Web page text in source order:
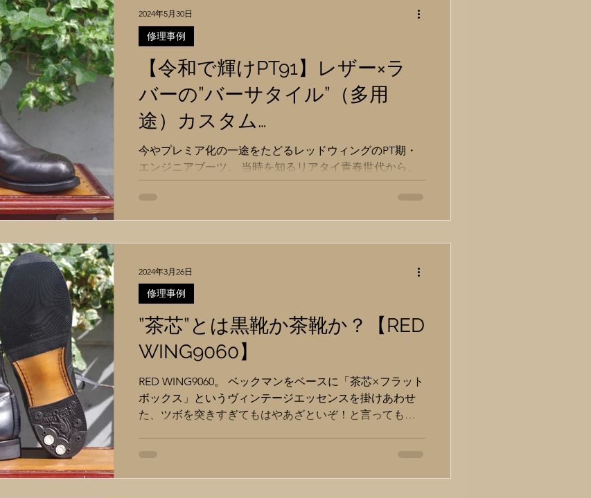
【令和で輝けPT91】レザー×ラ
バーの”バーサタイル”（多用
途）カスタム
【REDWING2268】
今やプレミア化の一途をたどるレッドウィングのPT期・
エンジニアブーツ。 当時を知るリアタイ青春世代から、
古着ブームで育ったアメカジZ世代まで、変わらぬ熱量で
今もなお愛されています。 とはいえコーディネイトの傾
修理事例
2024年5月30日
”茶芯”とは黒靴か茶靴か？【RED
WING9060】
RED WING9060。 ベックマンをベースに「茶芯×フラット
ボックス」というヴィンテージエッセンスを掛けあわせ
た、ツボを突きすぎてもはやあざといぞ！と言っても過
イン（型紙）はベックマンと同じ）...
修理事例
2024年3月26日